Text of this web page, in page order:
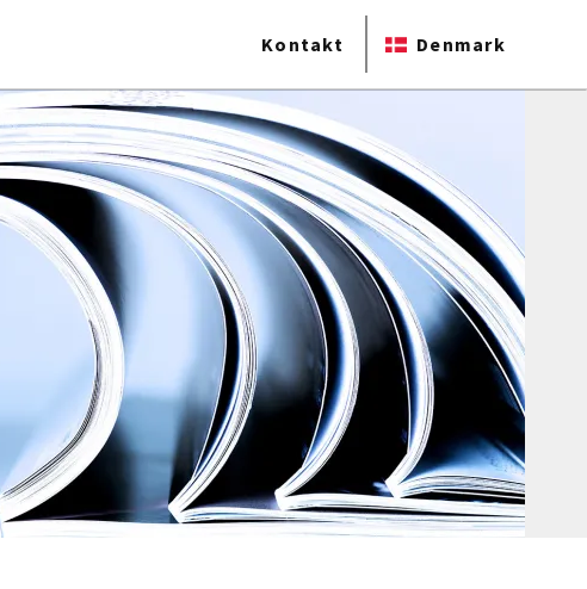
Kontakt Denmark